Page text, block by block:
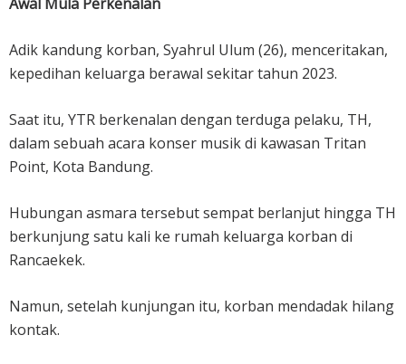
Adik kandung korban, Syahrul Ulum (26), menceritakan,
kepedihan keluarga berawal sekitar tahun 2023.
Saat itu, YTR berkenalan dengan terduga pelaku, TH,
dalam sebuah acara konser musik di kawasan Tritan
Point, Kota Bandung.
Hubungan asmara tersebut sempat berlanjut hingga TH
berkunjung satu kali ke rumah keluarga korban di
Rancaekek.
Namun, setelah kunjungan itu, korban mendadak hilang
kontak.